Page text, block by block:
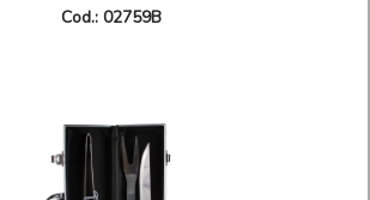
Cod.: 02759B